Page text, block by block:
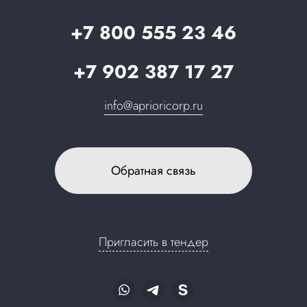
+7 800 555 23 46
+7 902 387 17 27
info@aprioricorp.ru
Обратная связь
Пригласить в тендер
Запрос в поддержку